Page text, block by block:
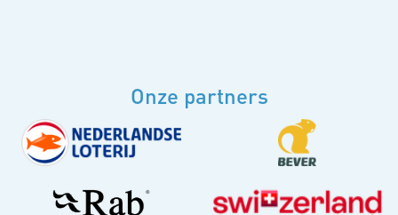
Onze partners